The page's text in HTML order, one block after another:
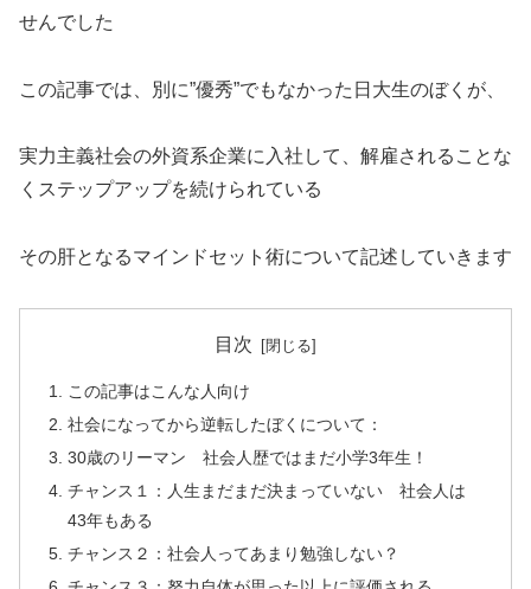
せんでした
この記事では、別に”優秀”でもなかった日大生のぼくが、
実力主義社会の外資系企業に入社して、解雇されることな
くステップアップを続けられている
その肝となるマインドセット術について記述していきます
目次
この記事はこんな人向け
社会になってから逆転したぼくについて：
30歳のリーマン 社会人歴ではまだ小学3年生！
チャンス１：人生まだまだ決まっていない 社会人は
43年もある
チャンス２：社会人ってあまり勉強しない？